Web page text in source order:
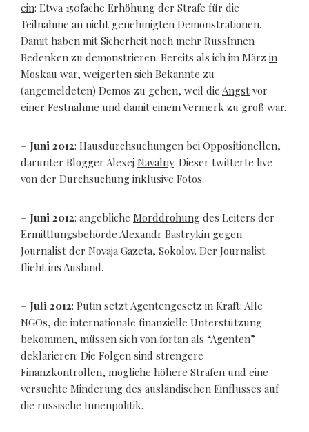
ein: Etwa 150fache Erhöhung der Strafe für die
Teilnahme an nicht genehmigten Demonstrationen.
Damit haben mit Sicherheit noch mehr RussInnen
Bedenken zu demonstrieren. Bereits als ich im März in
Moskau war, weigerten sich Bekannte zu
(angemeldeten) Demos zu gehen, weil die Angst vor
einer Festnahme und damit einem Vermerk zu groß war.
– Juni 2012: Hausdurchsuchungen bei Oppositionellen,
darunter Blogger Alexej Navalny. Dieser twitterte live
von der Durchsuchung inklusive Fotos.
– Juni 2012: angebliche Morddrohung des Leiters der
Ermittlungsbehörde Alexandr Bastrykin gegen
Journalist der Novaja Gazeta, Sokolov. Der Journalist
flieht ins Ausland.
– Juli 2012: Putin setztAgentengesetz in Kraft: Alle
NGOs, die internationale finanzielle Unterstützung
bekommen, müssen sich von fortan als “Agenten”
deklarieren: Die Folgen sind strengere
Finanzkontrollen, mögliche höhere Strafen und eine
versuchte Minderung des ausländischen Einflusses auf
die russische Innenpolitik.